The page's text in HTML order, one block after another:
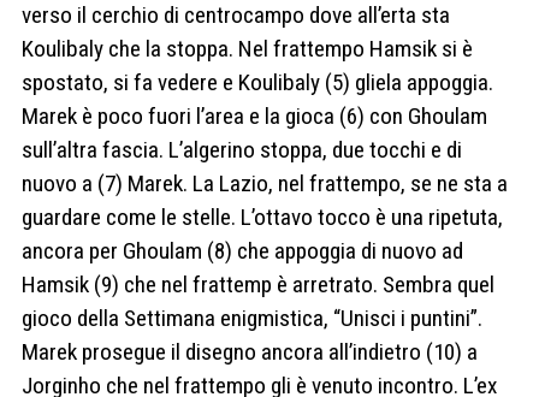
verso il cerchio di centrocampo dove all’erta sta
Koulibaly che la stoppa. Nel frattempo Hamsik si è
spostato, si fa vedere e Koulibaly (5) gliela appoggia.
Marek è poco fuori l’area e la gioca (6) con Ghoulam
sull’altra fascia. L’algerino stoppa, due tocchi e di
nuovo a (7) Marek. La Lazio, nel frattempo, se ne sta a
guardare come le stelle. L’ottavo tocco è una ripetuta,
ancora per Ghoulam (8) che appoggia di nuovo ad
Hamsik (9) che nel frattemp è arretrato. Sembra quel
gioco della Settimana enigmistica, “Unisci i puntini”.
Marek prosegue il disegno ancora all’indietro (10) a
Jorginho che nel frattempo gli è venuto incontro. L’ex